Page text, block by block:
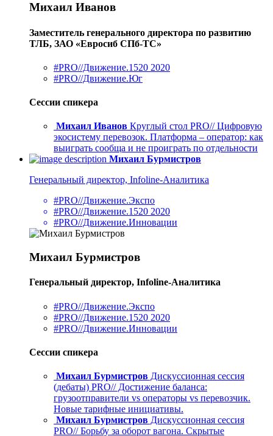
Михаил Иванов
Заместитель генерального директора по развитию
ТЛБ, ЗАО «Евросиб СПб-ТС»
#PRO//Движение.1520 2020
#PRO//Движение.Юг
Сессии спикера
Михаил Иванов Круглый стол PRO// Цифровую
экосистему перевозок. Платформа – оператор: как
выиграть сообща и не проиграть по отдельности
Михаил Бурмистров
Генеральный директор, Infoline-Аналитика
#PRO//Движение.Экспо
#PRO//Движение.1520 2020
#PRO//Движение.Инновации
Михаил Бурмистров
Генеральный директор, Infoline-Аналитика
#PRO//Движение.Экспо
#PRO//Движение.1520 2020
#PRO//Движение.Инновации
Сессии спикера
Михаил Бурмистров Дискуссионная сессия
(дебаты) PRO// Достижение баланса:
грузоотправители vs операторы vs перевозчик.
Новые тарифные инициативы.
Михаил Бурмистров Дискуссионная сессия
PRO// Борьбу за оборот вагона. Скрытые